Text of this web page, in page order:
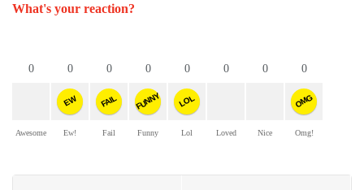
What's your reaction?
0
Awesome
0
EW
Ew!
0
FAIL
Fail
0
FUNNY
Funny
0
LOL
Lol
0
Loved
0
Nice
0
OMG
Omg!